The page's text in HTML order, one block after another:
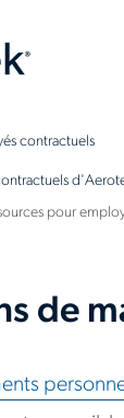
contractuels
pour
de